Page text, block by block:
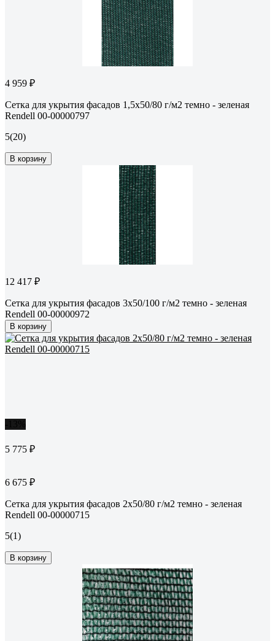
4 959 ₽
Сетка для укрытия фасадов 1,5х50/80 г/м2 темно - зеленая
Rendell 00-00000797
5(20)
В корзину
12 417 ₽
Сетка для укрытия фасадов 3х50/100 г/м2 темно - зеленая
Rendell 00-00000972
В корзину
5 775 ₽
6 675 ₽
Сетка для укрытия фасадов 2х50/80 г/м2 темно - зеленая
Rendell 00-00000715
5(1)
В корзину